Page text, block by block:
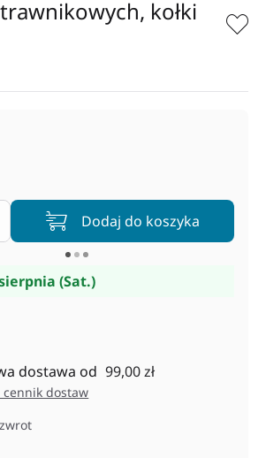
kołki
Dodaj do koszyka
(Sat.)
dostawa od 99,00 zł
cennik dostaw